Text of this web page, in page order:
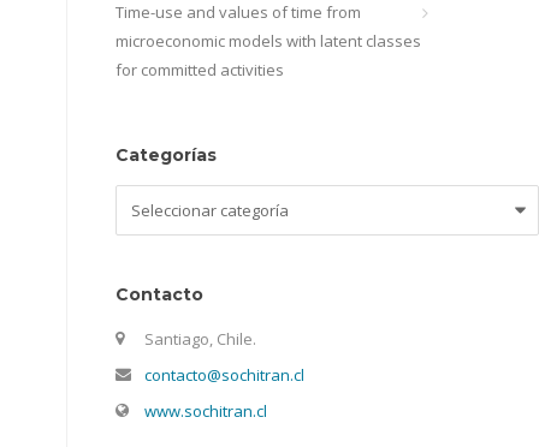
Time-use and values of time from
microeconomic models with latent classes
for committed activities
Categorías
Contacto
Santiago, Chile.
contacto@sochitran.cl
www.sochitran.cl